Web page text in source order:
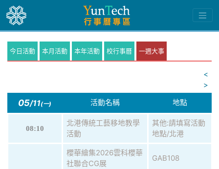
今日活動 本月活動 本年活動 校行事曆 一週大事
<
>
05/11(一) 活動名稱 地點
08:10
北港傳統工藝移地教學
活動
其他:請填寫活動
地點/北港
櫻華繪集2026雲科櫻華
社聯合CG展
GAB108